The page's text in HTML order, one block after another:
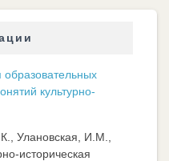
образовательных
культурно-
Улановская, И.М.,
историческая